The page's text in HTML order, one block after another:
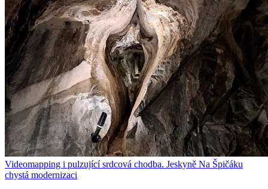
Videomapping i pulzující srdcová chodba. Jeskyně Na Špičáku
chystá modernizaci